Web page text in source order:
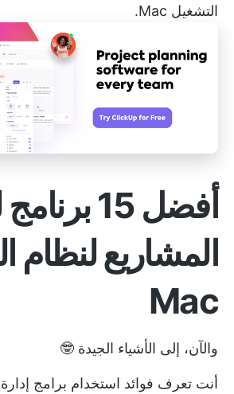
التشغيل Mac.
أفضل 15
المشاريع لنظام
Mac
والآن، إلى الأشياء الجيدة 🤓
أنت تعرف فوائد استخدام برامج